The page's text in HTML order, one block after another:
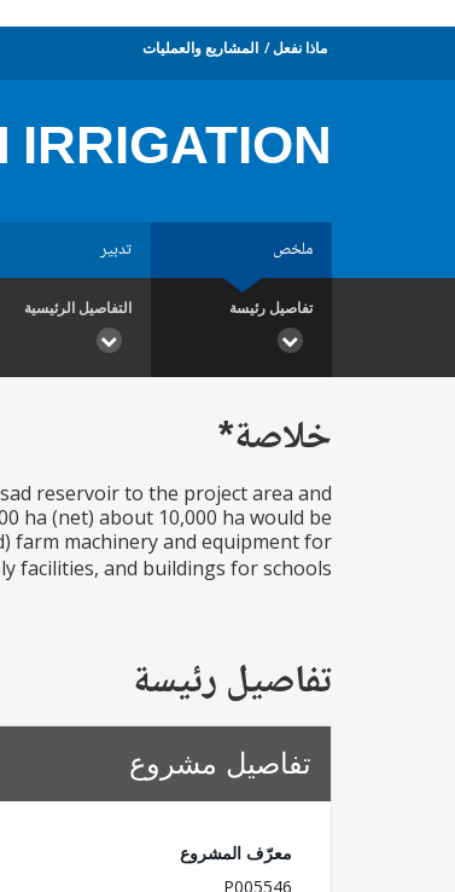
ماذا نفعل المشاريع والعمليات
ملخص تدبير
تفاصيل رئيسة التفاصيل الرئيسية
خلاصة*
reservoir to the project area and
ha (net) about 10,000 ha would be
farm machinery and equipment for
and buildings for schools...
تفاصيل رئيسة
تفاصيل مشروع
معرّف المشروع
P005546